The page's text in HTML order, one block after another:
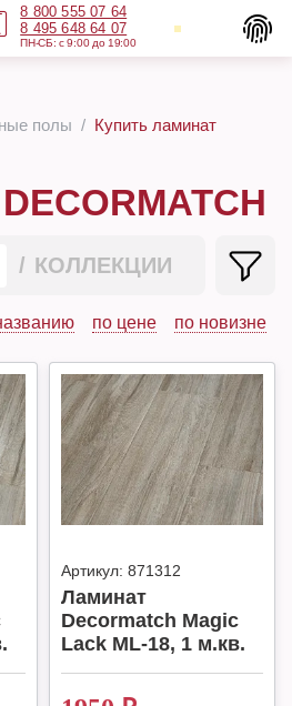
8 800 555 07 64
8 495 648 64 07
ПН-СБ: с 9:00 до 19:00
полы
Купить ламинат
КОЛЛЕКЦИИ
по цене по новизне
Артикул: 871312
Ламинат
Decormatch Magic
Lack ML-18, 1 м.кв.